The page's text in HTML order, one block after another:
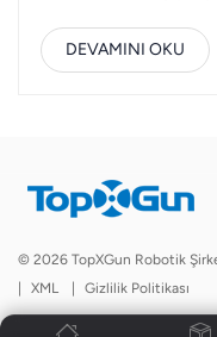
açabilir ve pazar
virüs, mantar ve
korunmasında
etkili bir çözüm haline
mahsulün kritik
püskürtme için
zamanında ve has...
DEVAMINI OKU
© 2026 TopXGun Robotik
|
XML | Gizlilik Politikası